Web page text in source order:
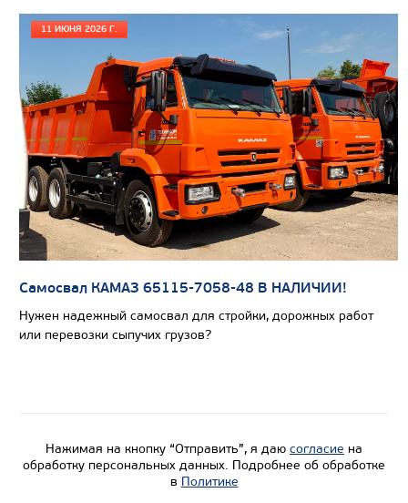
САМОСВАЛ КАМАЗ-65801
Экологический класс
Грузоподъемность, кг
11 ИЮНЯ 2026 Г.
Самосвал КАМАЗ 65115-7058-48 В НАЛИЧИИ!
Нужен надежный самосвал для стройки, дорожных работ
или перевозки сыпучих грузов?
Нажимая на кнопку “Отправить”, я даю согласие на
обработку персональных данных. Подробнее об обработке
в Политике